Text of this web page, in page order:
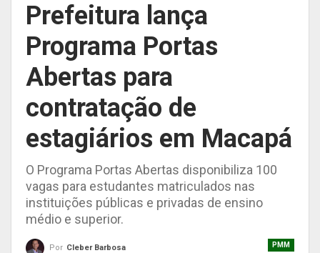
Prefeitura lança
Programa Portas
Abertas para
contratação de
estagiários em Macapá
O Programa Portas Abertas disponibiliza 100
vagas para estudantes matriculados nas
instituições públicas e privadas de ensino
médio e superior.
PMM
Por Cleber Barbosa